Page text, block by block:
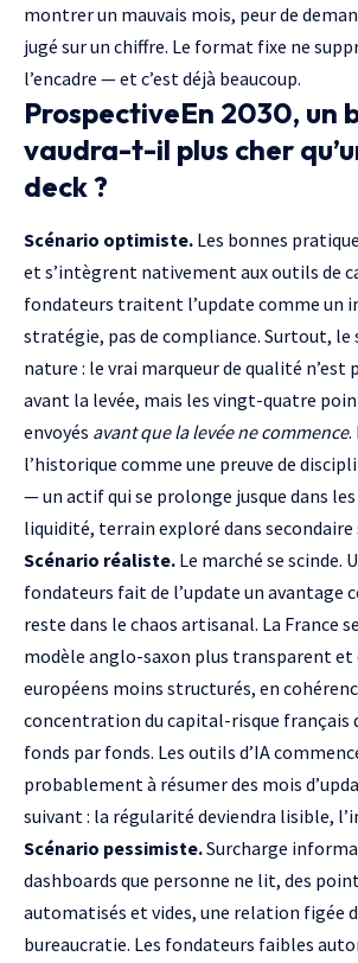
montrer un mauvais mois, peur de
jugé sur un chiffre. Le format fixe ne
l’encadre — et c’est déjà beaucoup.
ProspectiveEn 2030, un
vaudra-t-il plus cher
deck ?
Scénario optimiste. Les bonnes
et s’intègrent nativement aux outils de
fondateurs traitent l’update comme un
stratégie, pas de compliance. Surtout, le
nature : le vrai marqueur de qualité n’est
avant la levée, mais les vingt-quatre
envoyés avant que la levée ne commence.
l’historique comme une preuve de
— un actif qui se prolonge jusque dans
liquidité, terrain exploré dans
Scénario réaliste. Le marché se scinde.
fondateurs fait de l’update un avantage
reste dans le chaos artisanal. La France
modèle anglo-saxon plus transparent et
européens moins structurés, en
concentration du capital-risque français
fonds par fonds. Les outils d’IA
probablement à résumer des mois
suivant : la régularité deviendra lisible,
Scénario pessimiste.Surcharge
dashboards que personne ne lit, des
automatisés et vides, une relation figée
bureaucratie. Les fondateurs faibles